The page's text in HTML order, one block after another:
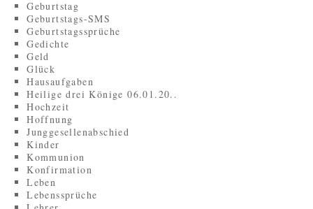
Geburtstag
Geburtstags-SMS
Geburtstagssprüche
Gedichte
Geld
Glück
Hausaufgaben
Heilige drei Könige 06.01.20..
Hochzeit
Hoffnung
Junggesellenabschied
Kinder
Kommunion
Konfirmation
Leben
Lebenssprüche